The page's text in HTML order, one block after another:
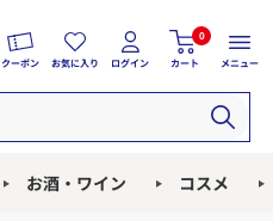
クーポン お気に入り ログイン
0
カート メニュー
お酒・ワイン コスメ